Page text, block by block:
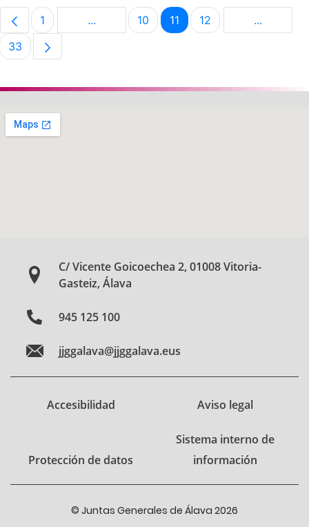
Página
1 ...Páginas intermedias Use TAB para
Página
10 Página
11 Página
12 ...Páginas
Página
33
C/ Vicente Goicoechea 2, 01008 Vitoria-
Gasteiz, Álava
945 125 100
jjggalava@jjggalava.eus
Accesibilidad Aviso legal
Protección de datos
Sistema interno de
información
© Juntas Generales de Álava 2026